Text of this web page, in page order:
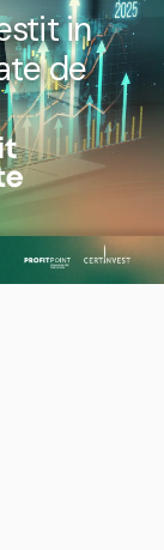
in
de